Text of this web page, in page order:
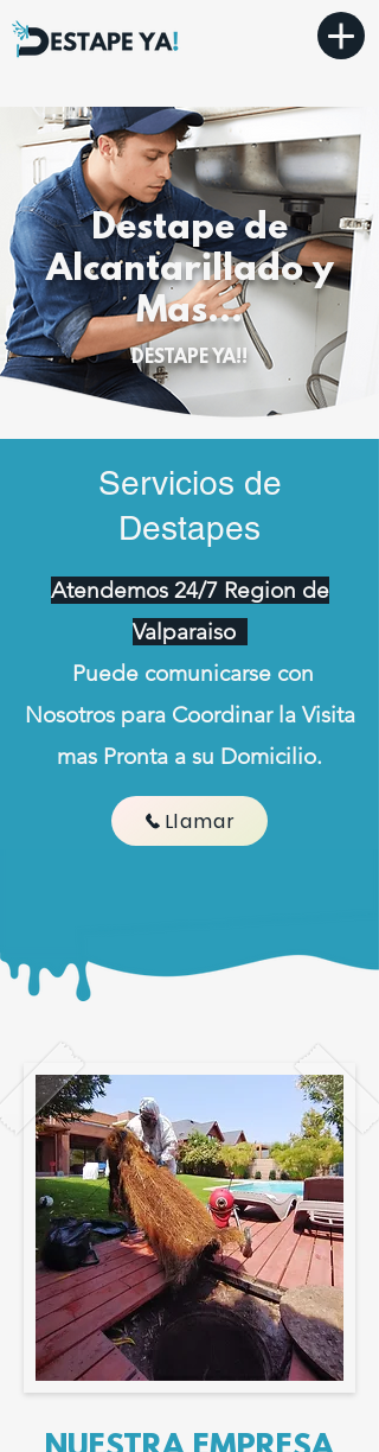
Servicios de
Destapes
Atendemos 24/7 Region de
Valparaiso
Puede comunicarse con
Nosotros para Coordinar la Visita
mas Pronta a su Domicilio.
Llamar
Destape de
Alcantarillado y
Mas...
DESTAPE YA!!